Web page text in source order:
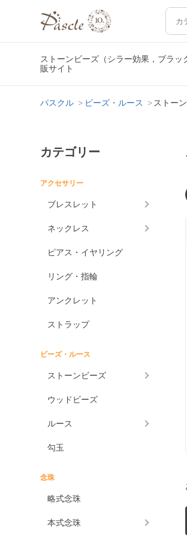
ストーンビーズ（シラー効果，ブラ
販サイト
パスクル ビーズ・ルース ストー
カテゴリー
アクセサリー
ブレスレット
ネックレス
ピアス・イヤリング
リング・指輪
アンクレット
ストラップ
ビーズ・ルース
ストーンビーズ
ウッドビーズ
ルース
勾玉
念珠
略式念珠
本式念珠